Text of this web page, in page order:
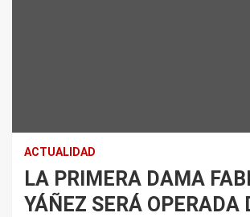
ACTUALIDAD
LA PRIMERA DAMA
YÁÑEZ SERÁ OPERADA